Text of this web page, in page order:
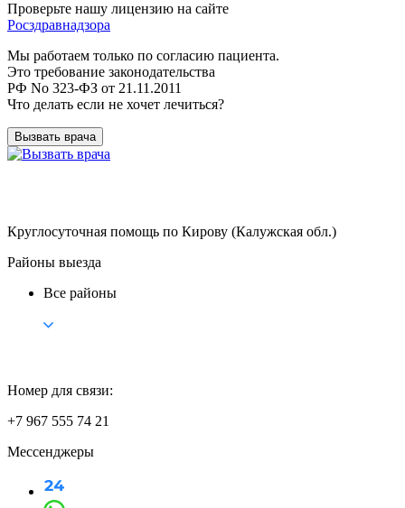
Проверьте нашу лицензию на сайте
Росздравнадзора
Мы работаем только по согласию пациента.
Это требование законодательства
РФ No 323-ФЗ от 21.11.2011
Что делать если не хочет лечиться?
Вызвать врача
Круглосуточная помощь по Кирову (Калужская обл.)
Районы выезда
Все районы
Номер для связи:
+7 967 555 74 21
Мессенджеры